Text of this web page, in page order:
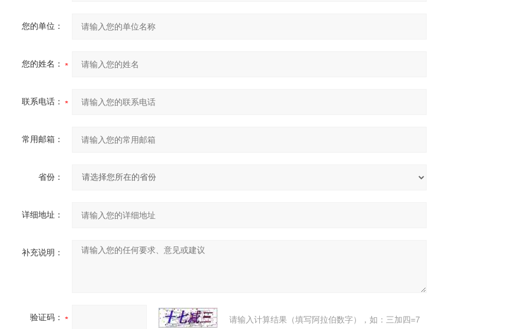
您的单位：
您的姓名：
联系电话：
常用邮箱：
省份：
详细地址：
补充说明：
验证码： 请输入计算结果（填写阿拉伯数字），如：三加四=7